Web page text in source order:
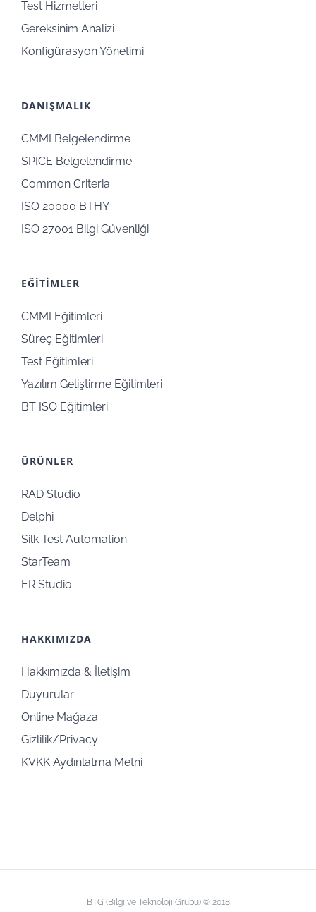
Test Hizmetleri
Gereksinim Analizi
Konfigürasyon Yönetimi
DANIŞMALIK
CMMI Belgelendirme
SPICE Belgelendirme
Common Criteria
ISO 20000 BTHY
ISO 27001 Bilgi Güvenliği
EĞİTİMLER
CMMI Eğitimleri
Süreç Eğitimleri
Test Eğitimleri
Yazılım Geliştirme Eğitimleri
BT ISO Eğitimleri
ÜRÜNLER
RAD Studio
Delphi
Silk Test Automation
StarTeam
ER Studio
HAKKIMIZDA
Hakkımızda & İletişim
Duyurular
Online Mağaza
Gizlilik/Privacy
KVKK Aydınlatma Metni
BTG (Bilgi ve Teknoloji Grubu) © 2018